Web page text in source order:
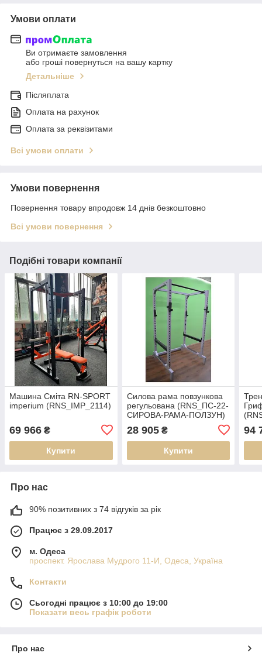
Умови оплати
Ви отримаєте замовлення
або гроші повернуться на вашу картку
Детальніше
Післяплата
Оплата на рахунок
Оплата за реквізитами
Всі умови оплати
Умови повернення
Повернення товару впродовж 14 днів безкоштовно
Всі умови повернення
Подібні товари компанії
Машина Сміта RN-SPORT
imperium (RNS_IMP_2114)
69 966 ₴
Купити
Силова рама повзункова
регульована (RNS_ПС-22-
СИРОВА-РАМА-ПОЛЗУН)
28 905₴
Купити
94
Про нас
90% позитивних з 74 відгуків за рік
Працює з 29.09.2017
м. Одеса
проспект. Ярослава Мудрого 11-И, Одеса, Україна
Контакти
Сьогодні працює з 10:00 до 19:00
Показати весь графік роботи
Про нас